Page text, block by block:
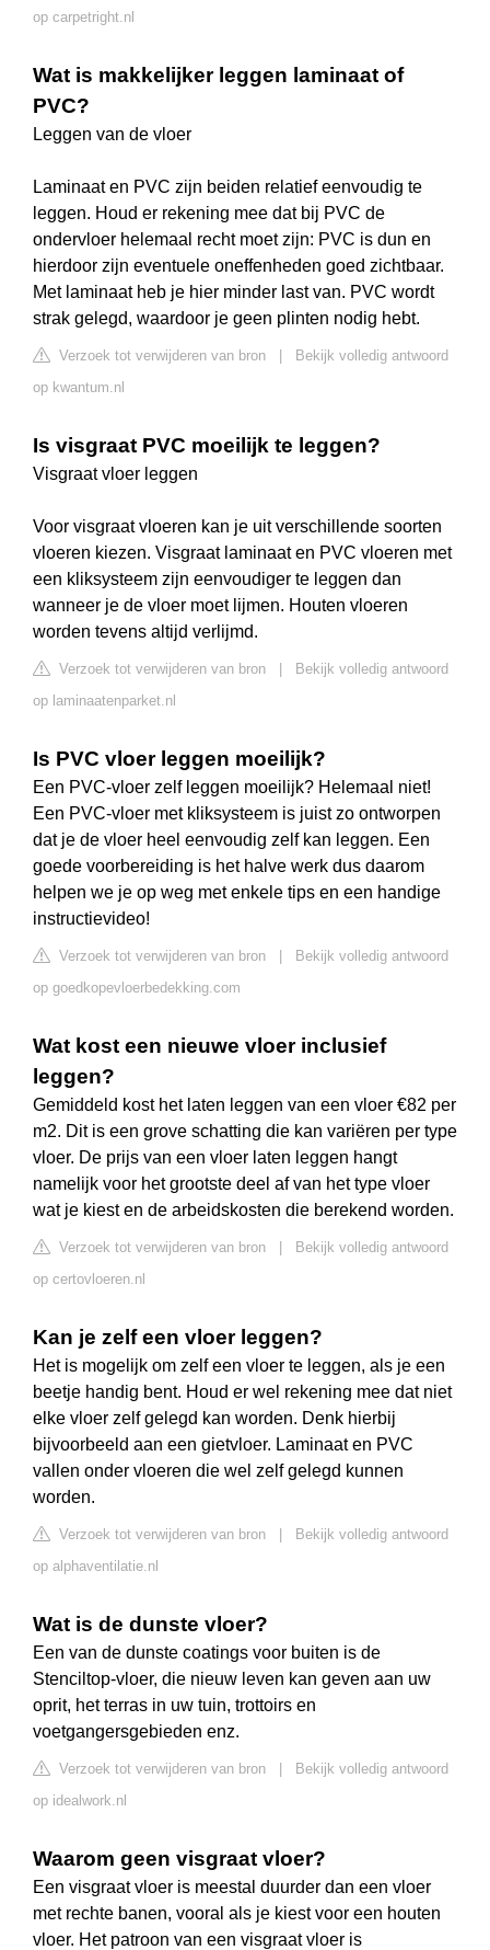
op carpetright.nl
Wat is makkelijker leggen laminaat of
PVC?
Leggen van de vloer
Laminaat en PVC zijn beiden relatief eenvoudig te
leggen. Houd er rekening mee dat bij PVC de
ondervloer helemaal recht moet zijn: PVC is dun en
hierdoor zijn eventuele oneffenheden goed zichtbaar.
Met laminaat heb je hier minder last van. PVC wordt
strak gelegd, waardoor je geen plinten nodig hebt.
Verzoek tot verwijderen van bron | Bekijk volledig antwoord
op kwantum.nl
Is visgraat PVC moeilijk te leggen?
Visgraat vloer leggen
Voor visgraat vloeren kan je uit verschillende soorten
vloeren kiezen. Visgraat laminaat en PVC vloeren met
een kliksysteem zijn eenvoudiger te leggen dan
wanneer je de vloer moet lijmen. Houten vloeren
worden tevens altijd verlijmd.
Verzoek tot verwijderen van bron | Bekijk volledig antwoord
op laminaatenparket.nl
Is PVC vloer leggen moeilijk?
Een PVC-vloer zelf leggen moeilijk? Helemaal niet!
Een PVC-vloer met kliksysteem is juist zo ontworpen
dat je de vloer heel eenvoudig zelf kan leggen. Een
goede voorbereiding is het halve werk dus daarom
helpen we je op weg met enkele tips en een handige
instructievideo!
Verzoek tot verwijderen van bron | Bekijk volledig antwoord
op goedkopevloerbedekking.com
Wat kost een nieuwe vloer inclusief
leggen?
Gemiddeld kost het laten leggen van een vloer €82 per
m2. Dit is een grove schatting die kan variëren per type
vloer. De prijs van een vloer laten leggen hangt
namelijk voor het grootste deel af van het type vloer
wat je kiest en de arbeidskosten die berekend worden.
Verzoek tot verwijderen van bron | Bekijk volledig antwoord
op certovloeren.nl
Kan je zelf een vloer leggen?
Het is mogelijk om zelf een vloer te leggen, als je een
beetje handig bent. Houd er wel rekening mee dat niet
elke vloer zelf gelegd kan worden. Denk hierbij
bijvoorbeeld aan een gietvloer. Laminaat en PVC
vallen onder vloeren die wel zelf gelegd kunnen
worden.
Verzoek tot verwijderen van bron | Bekijk volledig antwoord
op alphaventilatie.nl
Wat is de dunste vloer?
Een van de dunste coatings voor buiten is de
Stenciltop-vloer, die nieuw leven kan geven aan uw
oprit, het terras in uw tuin, trottoirs en
voetgangersgebieden enz.
Verzoek tot verwijderen van bron | Bekijk volledig antwoord
op idealwork.nl
Waarom geen visgraat vloer?
Een visgraat vloer is meestal duurder dan een vloer
met rechte banen, vooral als je kiest voor een houten
vloer. Het patroon van een visgraat vloer is